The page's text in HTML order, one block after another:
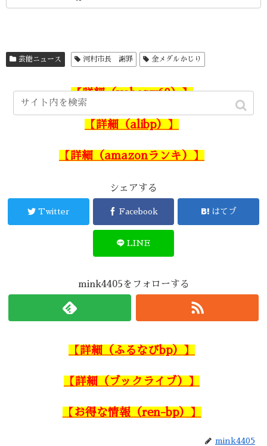
芸能ニュース 河村市長 謝罪 金メダルかじり
【詳細（yahopw60）】
【詳細（alibp）】
【詳細（amazonランキ）】
シェアする
Twitter Facebook はてブ
LINE
mink4405をフォローする
【詳細（ふるなびbp）】
【詳細（ブックライブ）】
【お得な情報（ren-bp）】
mink4405